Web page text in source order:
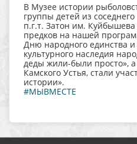
В Музее истории
группы детей из
п.г.т. Затон им.
предков на нашей
Дню народного единства и
культурного наследия
деды жили-были просто»,
Камского Устья, стали
истории».
#МЫВМЕСТЕ